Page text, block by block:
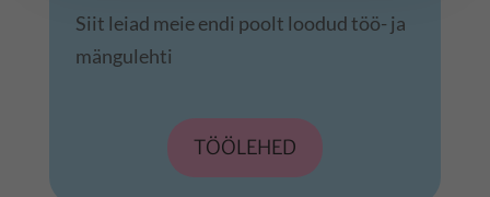
Siit leiad meie endi poolt loodud töö- ja
mängulehti
TÖÖLEHED